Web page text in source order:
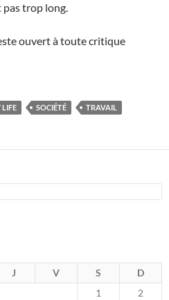
pas trop long.
ouvert à toute critique
LIFE SOCIÉTÉ TRAVAIL
J V S
D
1
2